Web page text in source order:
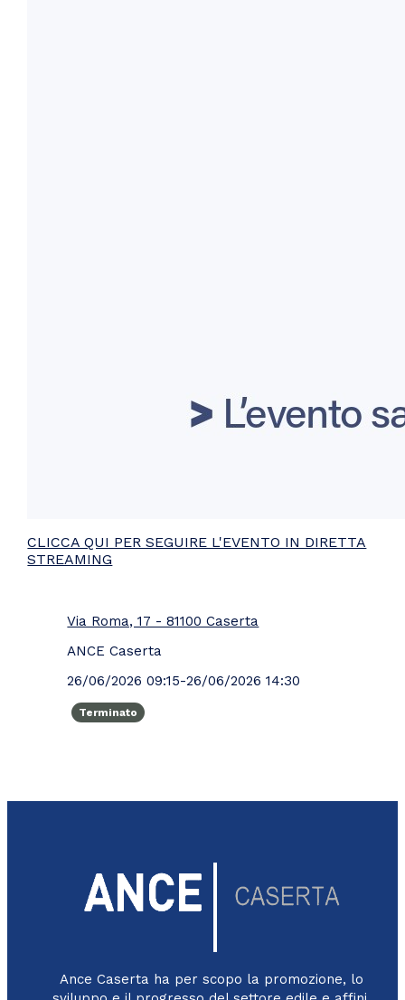
CLICCA QUI PER SEGUIRE L'EVENTO IN DIRETTA
STREAMING
Via Roma, 17 - 81100 Caserta
ANCE Caserta
26/06/2026 09:15-26/06/2026 14:30
Terminato
Ance Caserta ha per scopo la promozione, lo